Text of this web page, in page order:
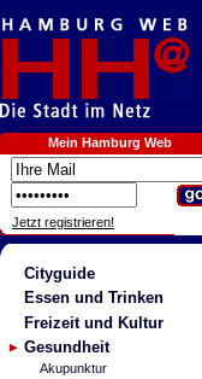
Mein Hamburg Web
Jetzt registrieren!
Cityguide
Essen und Trinken
Freizeit und Kultur
Gesundheit
Akupunktur